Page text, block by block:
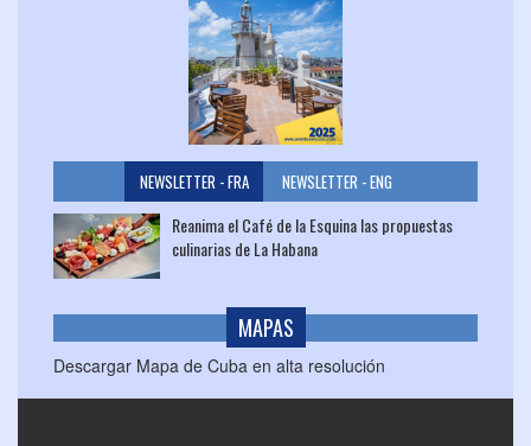
NEWSLETTER - FRA NEWSLETTER - ENG
Reanima el Café de la Esquina las propuestas
culinarias de La Habana
MAPAS
Descargar Mapa de Cuba en alta resolución